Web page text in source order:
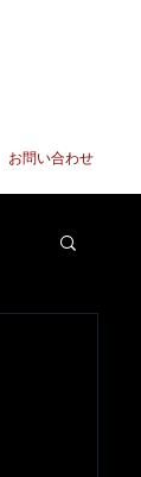
お問い合わせ